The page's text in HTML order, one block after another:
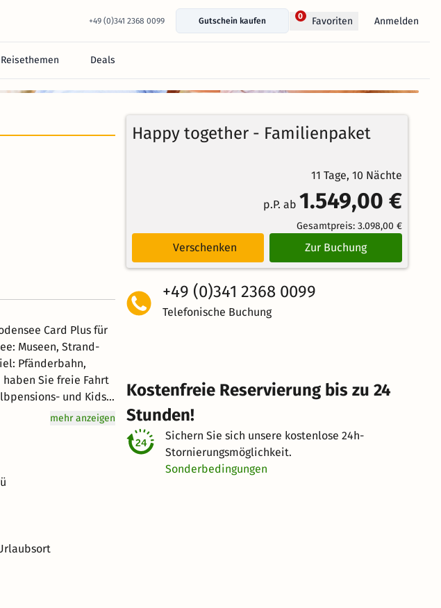
+49 (0)341 2368 0099 Gutschein kaufen
0 Favoriten Anmelden
Deals
92%
Bewertungen
4.5
Card Plus für
Museen, Strand-
Pfänderbahn,
haben Sie freie Fahrt
und Kids-
für Kinder.
mehr anzeigen
Happy together - Familienpaket
11 Tage, 10 Nächte
p.P. ab 1.549,00 €
Gesamtpreis: 3.098,00 €
Verschenken Zur Buchung
+49 (0)341 2368 0099
Telefonische Buchung
Kostenfreie Reservierung bis zu 24
Stunden!
Sichern Sie sich unsere kostenlose 24h-
Stornierungsmöglichkeit.
Sonderbedingungen